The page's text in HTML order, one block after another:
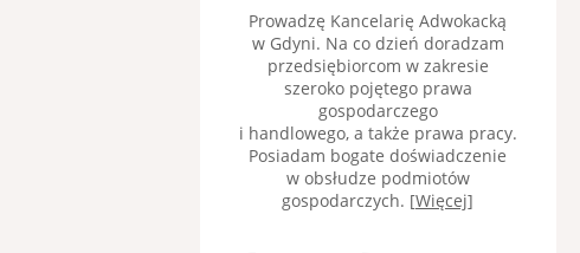
Prowadzę Kancelarię Adwokacką
w Gdyni. Na co dzień doradzam
przedsiębiorcom w zakresie
szeroko pojętego prawa
gospodarczego
i handlowego, a także prawa pracy.
Posiadam bogate doświadczenie
w obsłudze podmiotów
gospodarczych. [Więcej]